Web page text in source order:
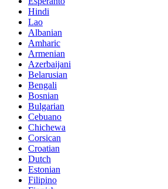
Hindi
Lao
Albanian
Amharic
Armenian
Azerbaijani
Belarusian
Bengali
Bosnian
Bulgarian
Cebuano
Chichewa
Corsican
Croatian
Dutch
Estonian
Filipino